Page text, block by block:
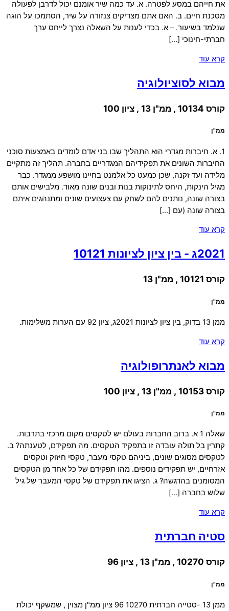
את חייהם במסע לפטרה. א. עד כמה שיר אומנם יכול לדרבן לפעולה
מסכנת חיים. ב. האם אתם מצדיקים צנזורה על שיר, הסתמכו על הוגה
שנלמד בשיעור. – א. בכדי לענות על השאלה נצרך לייחס ערך
חברתי-חינוכי […]
קרא עוד
מבוא לסוציולוגיה
קורס 10134 , ממ"ן 13 , ציון 100
ממ"ן
1. א. חיברות מגדרי הוא התהליך שבו בני אדם לומדים באמצעות סוכני
החיברות השונים את תפקידיהם המגדריים בחברה. תהליך זה מתקיים
מלידה ועד זקנה, שכן כמעט כל אלמנט בחיינו מושפע ממגדר. כבר
מגיל הינקות, היחס לתינוקות בנות ובנים שונה מאוד. מלבישים אותם
בצורה שונה, נותנים להם לשחק עם צעצועים שונים ומתנהגים איתם
בצורה שונה (עם […]
קרא עוד
2021ג - בין ציון לציונות 10121
קורס 10121 , ממ"ן 13
ממ"ן
ממן 13 בדוק, בין ציון לציונות 2021ג, ציון 92 עם הערות משלימות.
קרא עוד
מבוא לאנתרופולוגיה
קורס 10153 , ממ"ן 13 , ציון 100
ממ"ן
שאלה 1 א. ברוב החברות בעולם יש לטקסים מקום מרכזי בתרבות.
קתרין בל תולה עובדה זו בתפקיד הטקסים. מה תפקידם, לטענתה? ב.
לטקסים מסוגים שונים, ביניהם טקסי מעבר, טקסי חיזוק וטקסים
אזרחיים, יש תפקידים נוספים. מהו תפקידם של כל אחד מן הטקסים
המסומנים בהדגשה? ג. הציגו את תפקידם של טקסי המעבר של גיל
שלוש בחברה […]
קרא עוד
סטיה חברתית
קורס 10270 , ממ"ן 13 , ציון 96
ממ"ן
ממן 13 -סטייה חברתית 10270 96 ציון ממ"ן מצוין , שמשקף יכולת